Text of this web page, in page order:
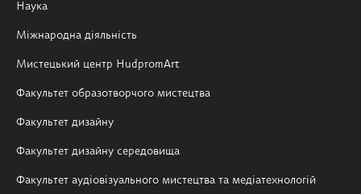
Наука
Міжнародна діяльність
Мистецький центр HudpromArt
Факультет образотворчого мистецтва
Факультет дизайну
Факультет дизайну середовища
Факультет аудіовізуального мистецтва та медіатехнологій